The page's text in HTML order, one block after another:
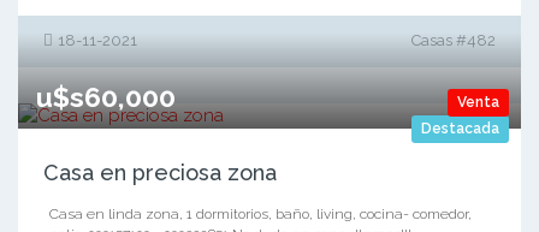
18-11-2021 Casas #482
Destacada
Venta
u$s60,000
Casa en preciosa zona
Casa en linda zona, 1 dormitorios, baño, living, cocina- comedor,